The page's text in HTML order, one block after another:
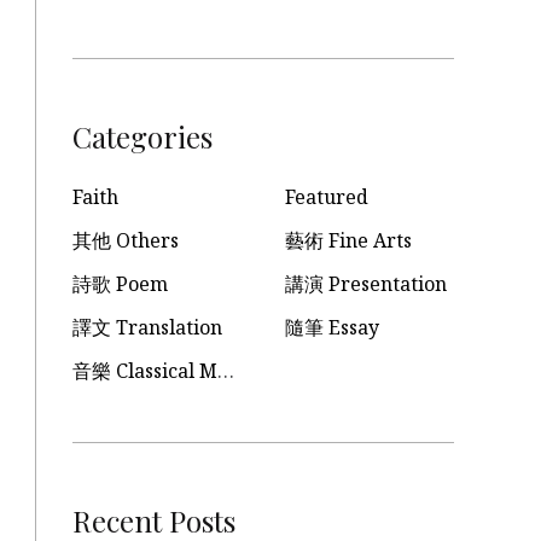
Categories
Faith
Featured
其他 Others
藝術 Fine Arts
詩歌 Poem
講演 Presentation
譯文 Translation
隨筆 Essay
音樂 Classical Music
Recent Posts